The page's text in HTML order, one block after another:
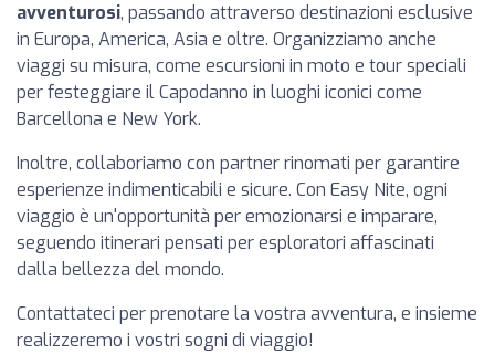
avventurosi, passando attraverso destinazioni esclusive
in Europa, America, Asia e oltre. Organizziamo anche
viaggi su misura, come escursioni in moto e tour speciali
per festeggiare il Capodanno in luoghi iconici come
Barcellona e New York.
Inoltre, collaboriamo con partner rinomati per garantire
esperienze indimenticabili e sicure. Con Easy Nite, ogni
viaggio è un'opportunità per emozionarsi e imparare,
seguendo itinerari pensati per esploratori affascinati
dalla bellezza del mondo.
Contattateci per prenotare la vostra avventura, e insieme
realizzeremo i vostri sogni di viaggio!